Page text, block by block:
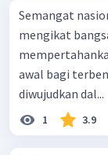
Semangat
mengikat
awal bagi
diwujudkan dal...
1 3.9